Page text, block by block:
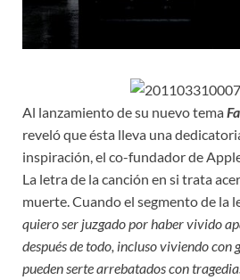
Al lanzamiento de su nuevo tema
reveló que ésta lleva una
inspiración, el co-fundador de
La letra de la canción en si trata
muerte. Cuando el segmento de la
quiero ser juzgado por haber vivido
después de todo, incluso viviendo con
pueden serte arrebatados con